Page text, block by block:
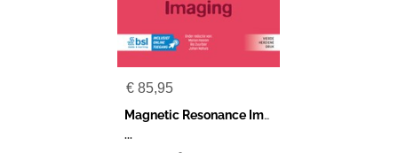
€ 85,95
Magnetic Resonance Imaging
...